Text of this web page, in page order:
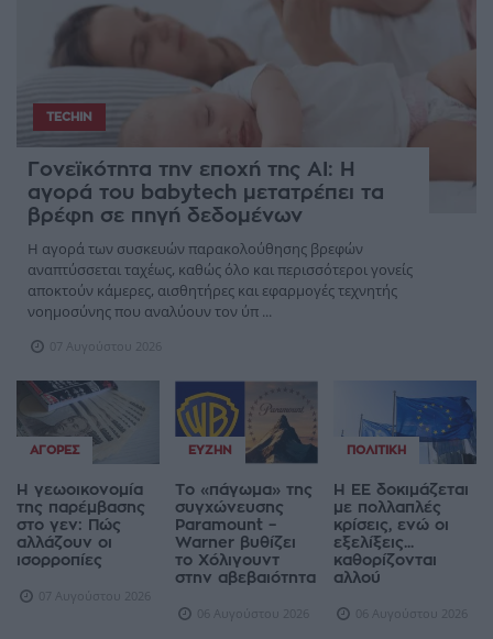
TECHIN
Γονεϊκότητα την εποχή της AI: Η
αγορά του babytech μετατρέπει τα
βρέφη σε πηγή δεδομένων
Η αγορά των συσκευών παρακολούθησης βρεφών
αναπτύσσεται ταχέως, καθώς όλο και περισσότεροι γονείς
αποκτούν κάμερες, αισθητήρες και εφαρμογές τεχνητής
νοημοσύνης που αναλύουν τον ύπ ...
07 Αυγούστου 2026
ΑΓΟΡΈΣ
Η γεωοικονομία
της παρέμβασης
στο γεν: Πώς
αλλάζουν οι
ισορροπίες
07 Αυγούστου 2026
ΕΥΖΗΝ
Το «πάγωμα» της
συγχώνευσης
Paramount –
Warner βυθίζει
το Χόλιγουντ
στην αβεβαιότητα
06 Αυγούστου 2026
ΠΟΛΙΤΙΚΉ
Η ΕΕ δοκιμάζεται
με πολλαπλές
κρίσεις, ενώ οι
εξελίξεις...
καθορίζονται
αλλού
06 Αυγούστου 2026